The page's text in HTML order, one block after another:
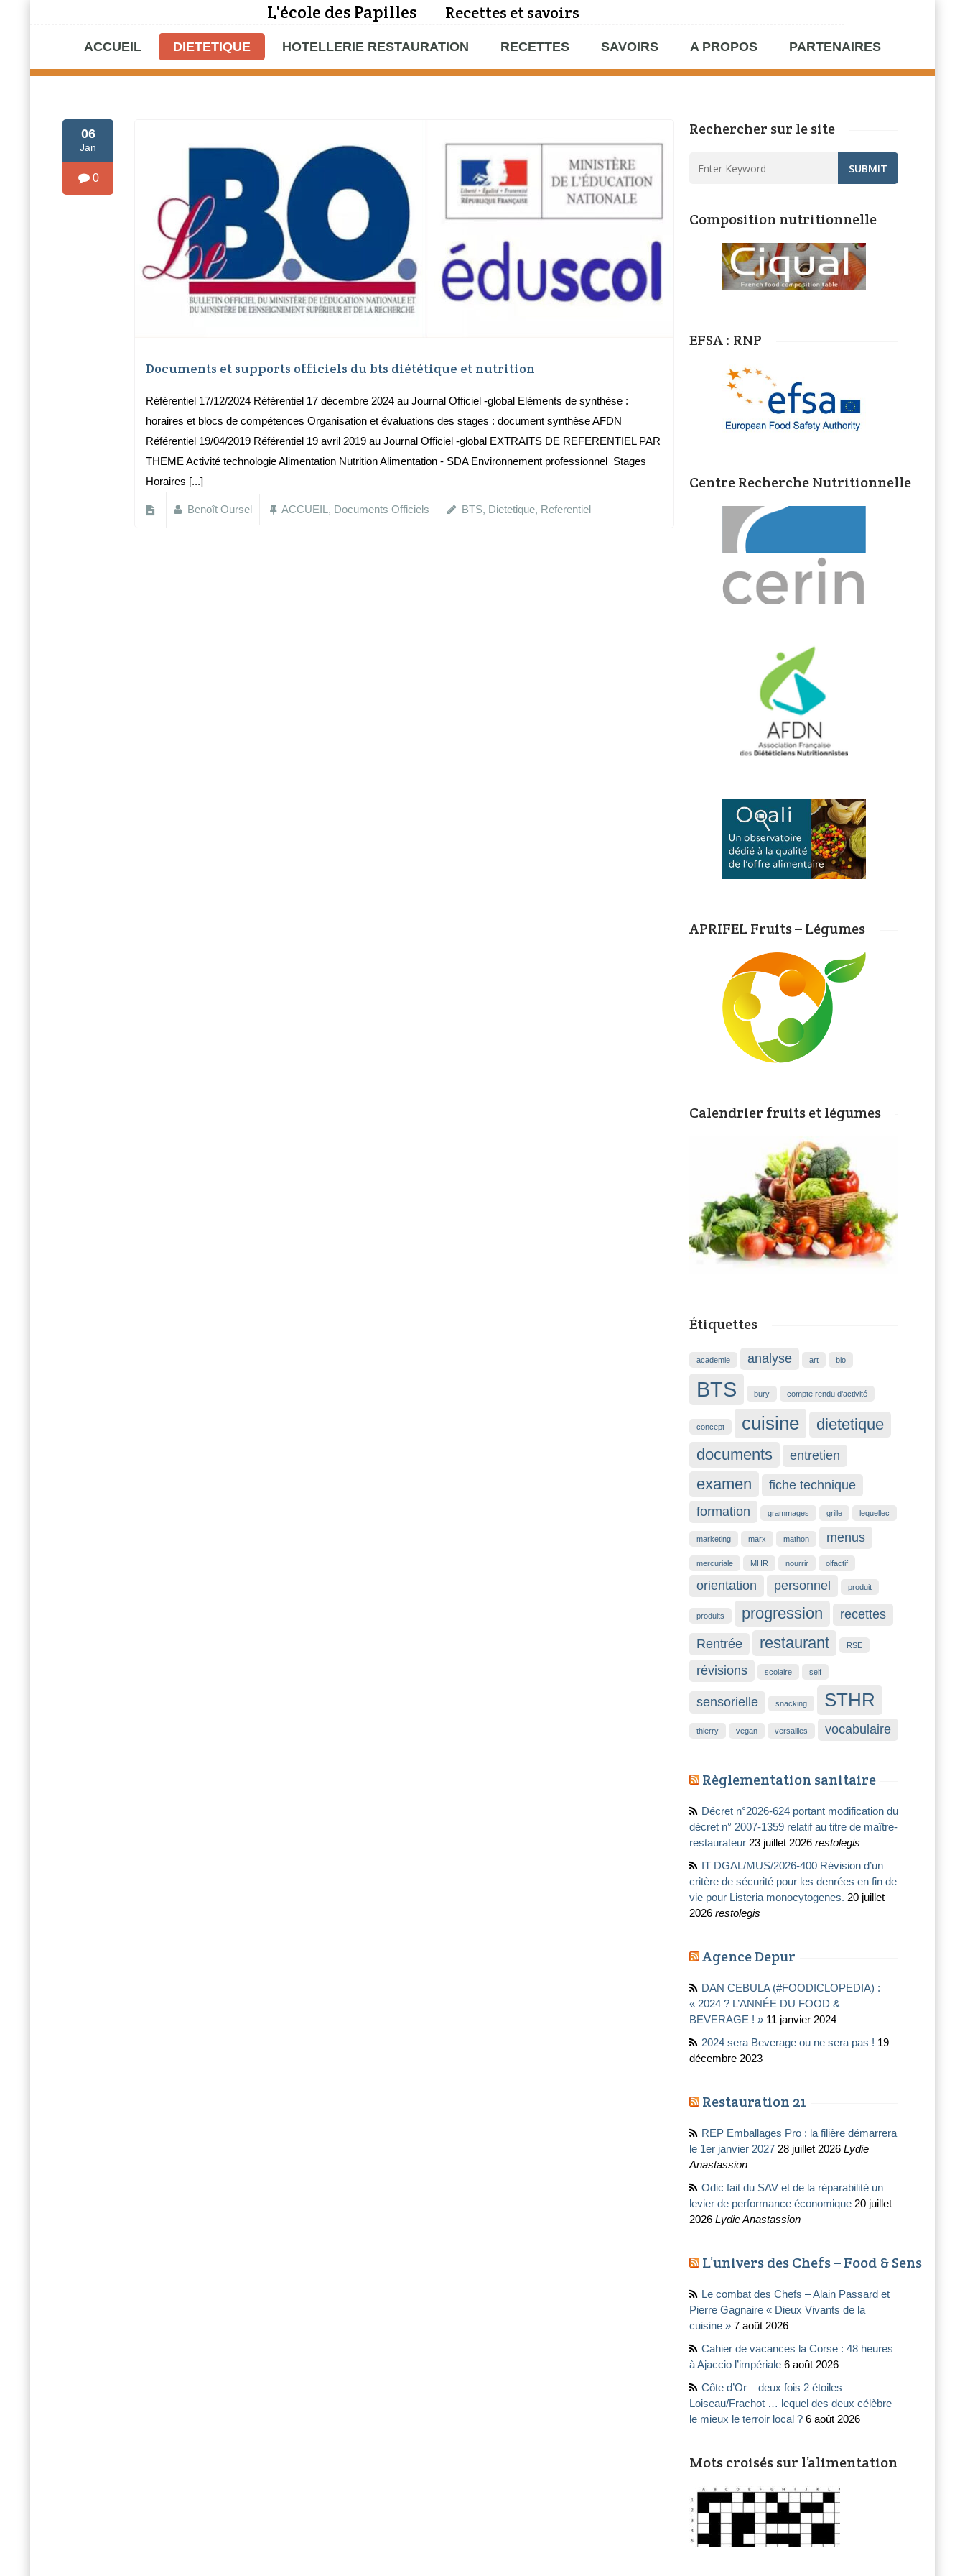
L'école des Papilles Recettes et savoirs
ACCUEIL DIETETIQUE HOTELLERIE RESTAURATION RECETTES SAVOIRS A PROPOS PARTENAIRES
06
Jan
0
Documents et supports officiels du bts diététique et nutrition
Référentiel 17/12/2024 Référentiel 17 décembre 2024 au Journal Officiel -global Eléments de synthèse :
horaires et blocs de compétences Organisation et évaluations des stages : document synthèse AFDN
Référentiel 19/04/2019 Référentiel 19 avril 2019 au Journal Officiel -global EXTRAITS DE REFERENTIEL PAR
THEME Activité technologie Alimentation Nutrition Alimentation - SDA Environnement professionnel Stages
Horaires [...]
Benoît Oursel ACCUEIL , Documents Officiels BTS, Dietetique, Referentiel
Rechercher sur le site
Composition nutritionnelle
EFSA : RNP
Centre Recherche Nutritionnelle
APRIFEL Fruits – Légumes
Calendrier fruits et légumes
Étiquettes
academie analyse art bio
BTS bury compte rendu d'activité
concept cuisine
dietetique
documents
entretien
examen
fiche technique
formation
grammages grille lequellec
marketing marx mathon menus
mercuriale MHR nourrir olfactif
orientation personnel produit
produits progression recettes
Rentrée restaurant RSE
révisions scolaire self
sensorielle snacking STHR
thierry vegan versailles vocabulaire
Règlementation sanitaire
Décret n°2026-624 portant modification du
décret n° 2007-1359 relatif au titre de maître-
restaurateur 23 juillet 2026 restolegis
IT DGAL/MUS/2026-400 Révision d’un
critère de sécurité pour les denrées en fin de
vie pour Listeria monocytogenes. 20 juillet
2026 restolegis
Agence Depur
DAN CEBULA (#FOODICLOPEDIA) :
« 2024 ? L’ANNÉE DU FOOD &
BEVERAGE ! » 11 janvier 2024
2024 sera Beverage ou ne sera pas ! 19
décembre 2023
Restauration 21
REP Emballages Pro : la filière démarrera
le 1er janvier 2027 28 juillet 2026 Lydie
Anastassion
Odic fait du SAV et de la réparabilité un
levier de performance économique 20 juillet
2026 Lydie Anastassion
L’univers des Chefs – Food & Sens
Le combat des Chefs – Alain Passard et
Pierre Gagnaire « Dieux Vivants de la
cuisine » 7 août 2026
Cahier de vacances la Corse : 48 heures
à Ajaccio l’impériale 6 août 2026
Côte d’Or – deux fois 2 étoiles
Loiseau/Frachot … lequel des deux célèbre
le mieux le terroir local ? 6 août 2026
Mots croisés sur l’alimentation